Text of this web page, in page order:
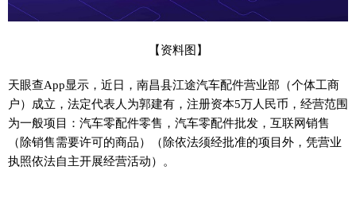
【资料图】
天眼查App显示，近日，南昌县江途汽车配件营业部（个体工商
户）成立，法定代表人为郭建有，注册资本5万人民币，经营范围
为一般项目：汽车零配件零售，汽车零配件批发，互联网销售
（除销售需要许可的商品）（除依法须经批准的项目外，凭营业
执照依法自主开展经营活动）。